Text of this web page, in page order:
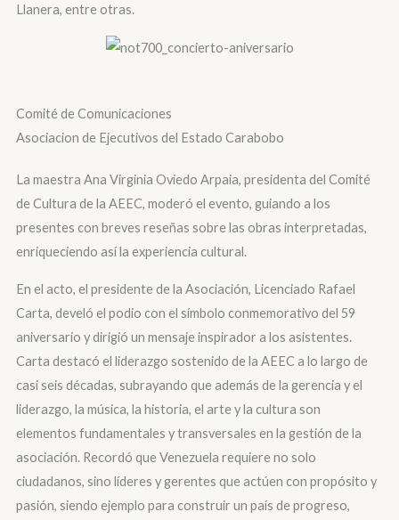
Comité de Comunicaciones
Asociacion de Ejecutivos del Estado Carabobo
Llanera, entre otras.
La maestra Ana Virginia Oviedo Arpaia, presidenta del Comité
de Cultura de la AEEC, moderó el evento, guiando a los
presentes con breves reseñas sobre las obras interpretadas,
enriqueciendo así la experiencia cultural.
En el acto, el presidente de la Asociación, Licenciado Rafael
Carta, develó el podio con el símbolo conmemorativo del 59
aniversario y dirigió un mensaje inspirador a los asistentes.
Carta destacó el liderazgo sostenido de la AEEC a lo largo de
casi seis décadas, subrayando que además de la gerencia y el
liderazgo, la música, la historia, el arte y la cultura son
elementos fundamentales y transversales en la gestión de la
asociación. Recordó que Venezuela requiere no solo
ciudadanos, sino líderes y gerentes que actúen con propósito y
pasión, siendo ejemplo para construir un país de progreso,